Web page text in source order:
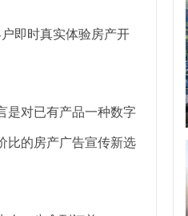
即时真实体验房产开
是对已有产品一种数字
比的房产广告宣传新选